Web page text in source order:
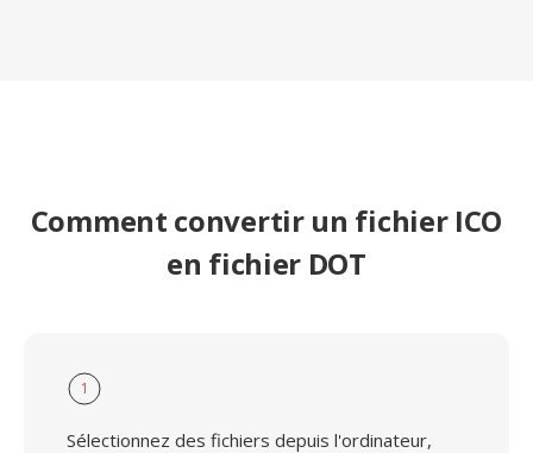
Comment convertir un fichier ICO
en fichier DOT
1
Sélectionnez des fichiers depuis l'ordinateur,